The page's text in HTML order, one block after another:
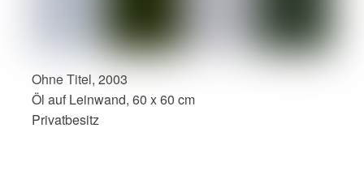
Ohne Titel, 2003
Öl auf Leinwand, 60 x 60 cm
Privatbesitz